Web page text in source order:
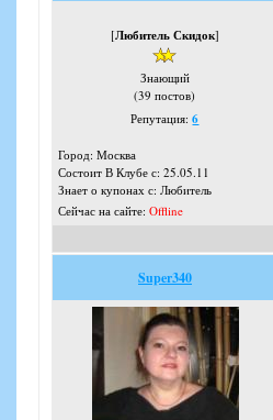
[Любитель Скидок]
Знающий
(39 постов)
Репутация:6
Город: Москва
Состоит В Клубе с: 25.05.11
Знает о купонах с: Любитель
Сейчас на сайте: Offline
Super340